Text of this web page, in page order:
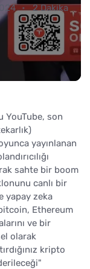
2 Dakika
YouTube, son
yayınlanan
sahte bir boom
canlı bir
yapay zeka
Ethereum
ve bir
olarak
kripto